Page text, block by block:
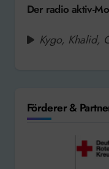
Der radio aktiv-
Kygo, Khalid,
Förderer &